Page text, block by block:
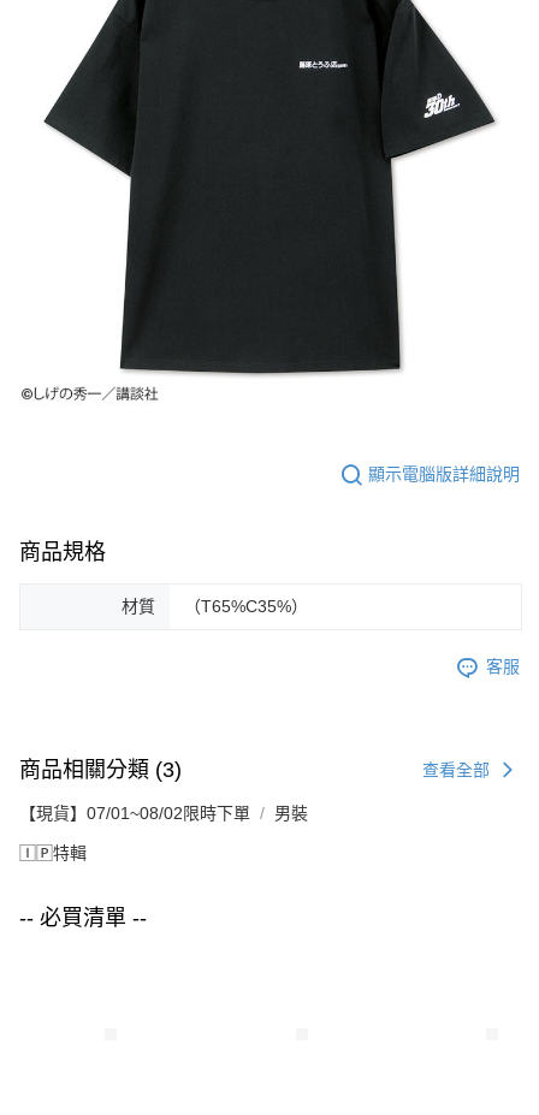
顯示電腦版詳細說明
商品規格
材質 （T65%C35%）
客服
商品相關分類 (3) 查看全部
【現貨】07/01~08/02限時下單 男裝
🄸🄿特輯
-- 必買清單 --